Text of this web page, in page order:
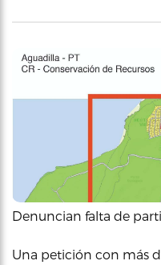
Denuncian falta de
Una petición con más